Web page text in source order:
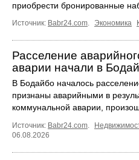
приобрести бронированные
Источник: Babr24.com. Экономика
Расселение
аварии начали в
В Бодайбо началось
признаны аварийными в
коммунальной аварии,
Источник: Babr24.com
06.08.2026